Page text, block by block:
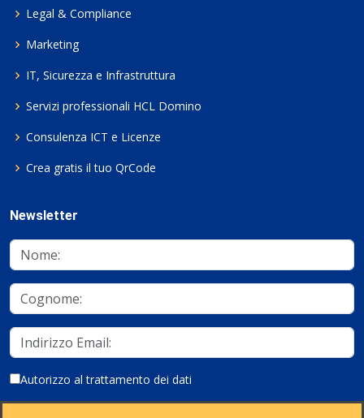
Legal & Compliance
Marketing
IT, Sicurezza e Infrastruttura
Servizi professionali HCL Domino
Consulenza ICT e Licenze
Crea gratis il tuo QrCode
Newsletter
Autorizzo al trattamento dei dati